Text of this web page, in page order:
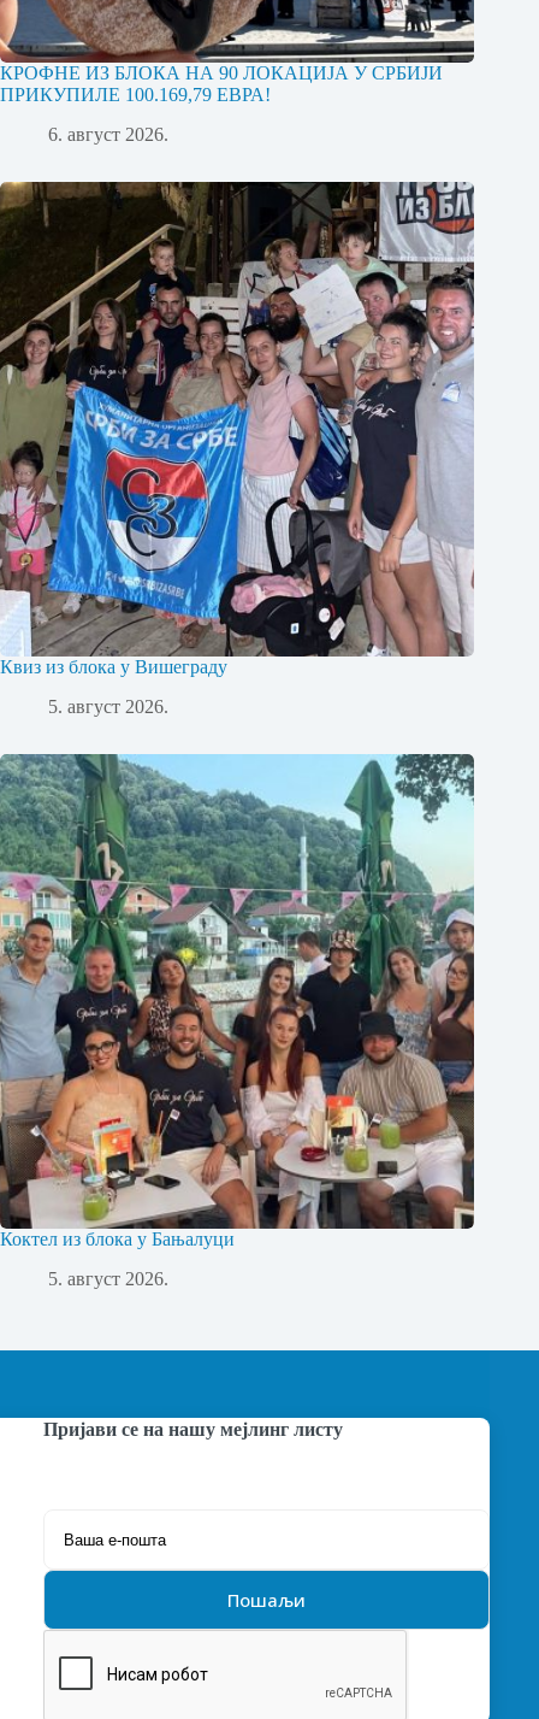
КРОФНЕ ИЗ БЛОКА НА 90 ЛОКАЦИЈА У СРБИЈИ
ПРИКУПИЛЕ 100.169,79 ЕВРА!
6. август 2026.
Квиз из блока у Вишеграду
5. август 2026.
Коктел из блока у Бањалуци
5. август 2026.
Пријави се на нашу мејлинг листу